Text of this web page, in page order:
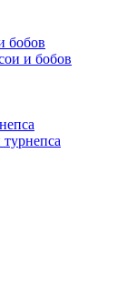
бобов
и бобов